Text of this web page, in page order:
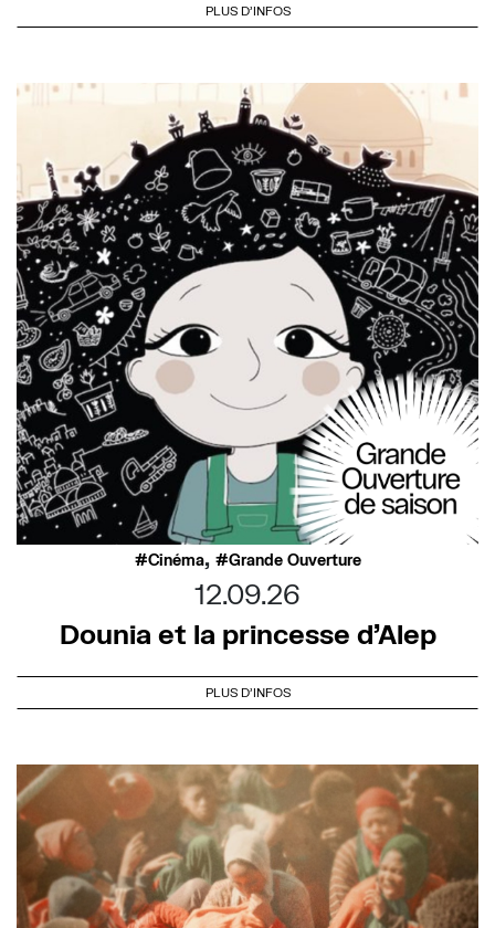
PLUS D'INFOS
Cinéma, Grande Ouverture
12.09.26
Dounia et la princesse d’Alep
PLUS D'INFOS